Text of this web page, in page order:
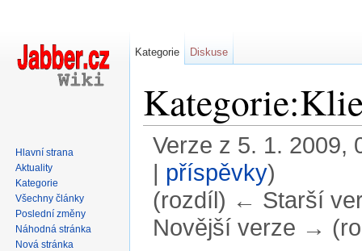
Verze z 5. 1. 2009,
| příspěvky)
(rozdíl) ← Starší
Novější verze →
Kategorie Diskuse
Hlavní strana
Aktuality
Kategorie
Všechny články
Poslední změny
Náhodná stránka
Nová stránka